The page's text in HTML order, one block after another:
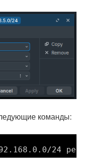
команды:
24